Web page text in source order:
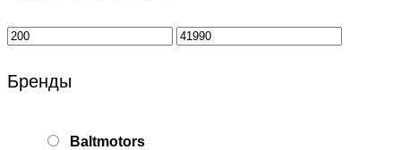
Бренды
Baltmotors